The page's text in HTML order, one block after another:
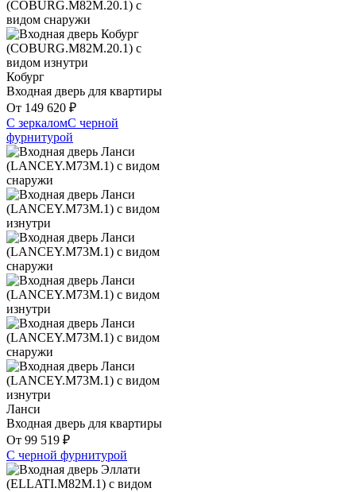
Кобург
Входная дверь для квартиры
От 149 620 ₽
С зеркаломС черной
фурнитурой
Ланси
Входная дверь для квартиры
От 99 519 ₽
С черной фурнитурой